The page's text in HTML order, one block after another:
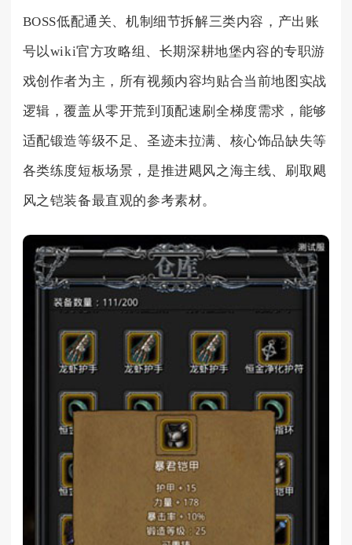
BOSS低配通关、机制细节拆解三类内容，产出账
号以wiki官方攻略组、长期深耕地堡内容的专职游
戏创作者为主，所有视频内容均贴合当前地图实战
逻辑，覆盖从零开荒到顶配速刷全梯度需求，能够
适配锻造等级不足、圣迹未拉满、核心饰品缺失等
各类练度短板场景，是推进飓风之海主线、刷取飓
风之铠装备最直观的参考素材。